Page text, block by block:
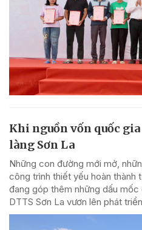
Khi nguồn vốn quốc
làng Sơn La
Những con đường mới mở,
công trình thiết yếu hoàn thành
đang góp thêm những dấu
DTTS Sơn La vươn lên phát